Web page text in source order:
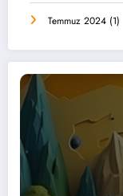
Temmuz 2024 (1)